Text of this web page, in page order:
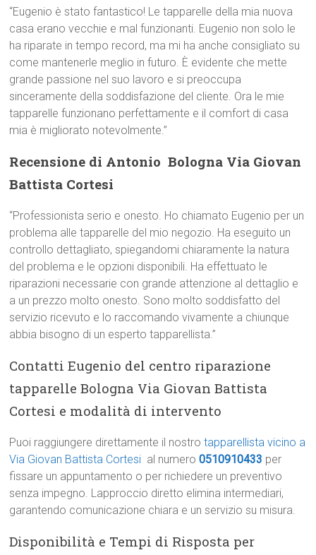
“Eugenio è stato fantastico! Le tapparelle della mia nuova
casa erano vecchie e mal funzionanti. Eugenio non solo le
ha riparate in tempo record, ma mi ha anche consigliato su
come mantenerle meglio in futuro. È evidente che mette
grande passione nel suo lavoro e si preoccupa
sinceramente della soddisfazione del cliente. Ora le mie
tapparelle funzionano perfettamente e il comfort di casa
mia è migliorato notevolmente.”
Recensione di Antonio  Bologna Via Giovan
Battista Cortesi
“Professionista serio e onesto. Ho chiamato Eugenio per un
problema alle tapparelle del mio negozio. Ha eseguito un
controllo dettagliato, spiegandomi chiaramente la natura
del problema e le opzioni disponibili. Ha effettuato le
riparazioni necessarie con grande attenzione al dettaglio e
a un prezzo molto onesto. Sono molto soddisfatto del
servizio ricevuto e lo raccomando vivamente a chiunque
abbia bisogno di un esperto tapparellista.”
Contatti Eugenio del centro riparazione
tapparelle Bologna Via Giovan Battista
Cortesi e modalità di intervento
Puoi raggiungere direttamente il nostrotapparellista vicino a
Via Giovan Battista Cortesi al numero0510910433 per
fissare un appuntamento o per richiedere un preventivo
senza impegno. Lapproccio diretto elimina intermediari,
garantendo comunicazione chiara e un servizio su misura.
Disponibilità e Tempi di Risposta per